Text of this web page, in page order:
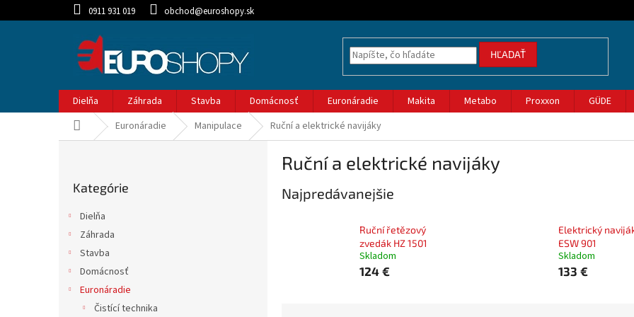
na
0911 931 019 obchod@euroshopy.sk
HĽADAŤ
Dielňa Záhrada Stavba Domácnosť Euronáradie Makita Metabo Proxxon GÜDE
DomovEuronáradie Manipulace Ruční a elektrické navijáky
kategórie
Kategórie
Dielňa
Záhrada
Stavba
Domácnosť
Euronáradie
Čistící technika
Ruční a elektrické navijáky
Najpredávanejšie
Ruční řetězový
zvedák HZ 1501
Skladom
124 €
Elektrický
ESW 901
Skladom
133 €